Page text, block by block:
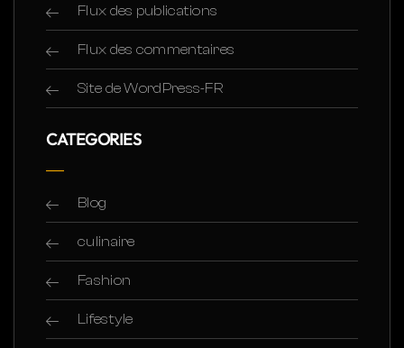
Flux des publications
Flux des commentaires
Site de WordPress-FR
CATEGORIES
Blog
culinaire
Fashion
Lifestyle